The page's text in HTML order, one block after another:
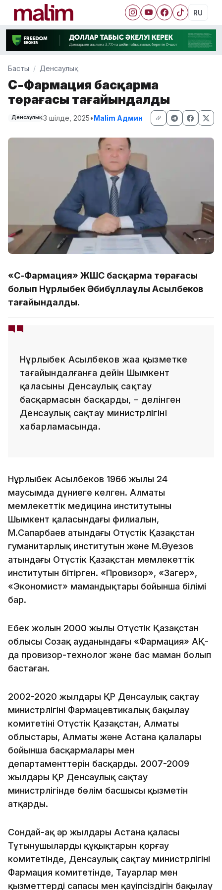
RU
Басты Денсаулық
СҚ-Фармация басқарма
төрағасы тағайындалды
Денсаулық 3 шілде, 2025•Malim Админ
«СҚ-Фармация» ЖШС басқарма төрағасы
болып Нұрлыбек Әбибұллаұлы Асылбеков
тағайындалды.
Нұрлыбек Асылбеков жаңа қызметке
тағайындалғанға дейін Шымкент
қаласының Денсаулық сақтау
басқармасын басқарды, – делінген
Денсаулық сақтау министрлігінің
хабарламасында.
Нұрлыбек Асылбеков 1966 жылы 24
маусымда дүниеге келген. Алматы
мемлекеттік медицина институтының
Шымкент қаласындағы филиалын,
М.Сапарбаев атындағы Оңтүстік Қазақстан
гуманитарлық институтын және М.Әуезов
атындағы Оңтүстік Қазақстан мемлекеттік
институтын бітірген. «Провизор», «Заңгер»,
«Экономист» мамандықтары бойынша білімі
бар.
Еңбек жолын 2000 жылы Оңтүстік Қазақстан
облысы Созақ ауданындағы «Фармация» АҚ-
да провизор-технолог және бас маман болып
бастаған.
2002-2020 жылдары ҚР Денсаулық сақтау
министрлігінің Фармацевтикалық бақылау
комитетінің Оңтүстік Қазақстан, Алматы
облыстары, Алматы және Астана қалалары
бойынша басқармалары мен
департаменттерін басқарды. 2007-2009
жылдары ҚР Денсаулық сақтау
министрлігінде бөлім басшысы қызметін
атқарды.
Сондай-ақ әр жылдары Астана қаласы
Тұтынушылардың құқықтарын қорғау
комитетінде, Денсаулық сақтау министрлігінің
Фармация комитетінде, Тауарлар мен
қызметтердің сапасы мен қауіпсіздігін бақылау